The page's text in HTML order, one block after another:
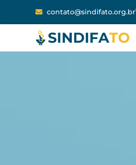
contato@sindifato.org.br